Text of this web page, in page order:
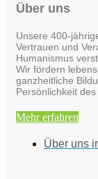
Über uns
Unsere 400-
Vertrauen und
Humanismus
Wir fördern
ganzheitliche
Persönlichkeit des
Mehr erfahren
Über uns